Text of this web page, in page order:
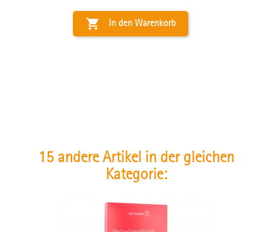
 In den Warenkorb
15 andere Artikel in der gleichen
Kategorie: